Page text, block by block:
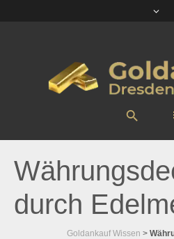
durch
Goldankauf Wissen >